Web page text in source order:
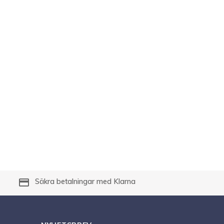
payment Säkra betalningar med Klarna